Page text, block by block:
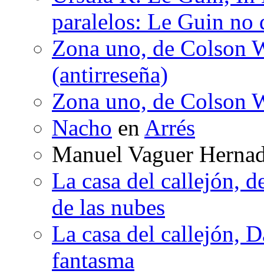
paralelos: Le Guin no
Zona uno, de Colson
(antirreseña)
Zona uno, de Colson
Nacho en Arrés
Manuel Vaguer
La casa del callejón,
de las nubes
La casa del callejón,
fantasma